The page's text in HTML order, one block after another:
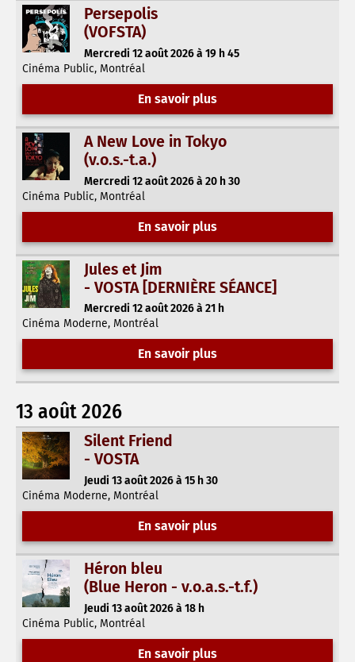
Persepolis
(VOFSTA)
Mercredi 12 août 2026 à 19 h 45
Cinéma Public, Montréal
En savoir plus
A New Love in Tokyo
(v.o.s.-t.a.)
Mercredi 12 août 2026 à 20 h 30
Cinéma Public, Montréal
En savoir plus
Jules et Jim
- VOSTA [DERNIÈRE SÉANCE]
Mercredi 12 août 2026 à 21 h
Cinéma Moderne, Montréal
En savoir plus
13 août 2026
Silent Friend
- VOSTA
Jeudi 13 août 2026 à 15 h 30
Cinéma Moderne, Montréal
En savoir plus
Héron bleu
(Blue Heron - v.o.a.s.-t.f.)
Jeudi 13 août 2026 à 18 h
Cinéma Public, Montréal
En savoir plus